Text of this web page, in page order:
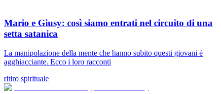
Mario e Giusy: così siamo entrati nel circuito di una
setta satanica
La manipolazione della mente che hanno subito questi giovani è
agghiacciante. Ecco i loro racconti
ritiro spirituale